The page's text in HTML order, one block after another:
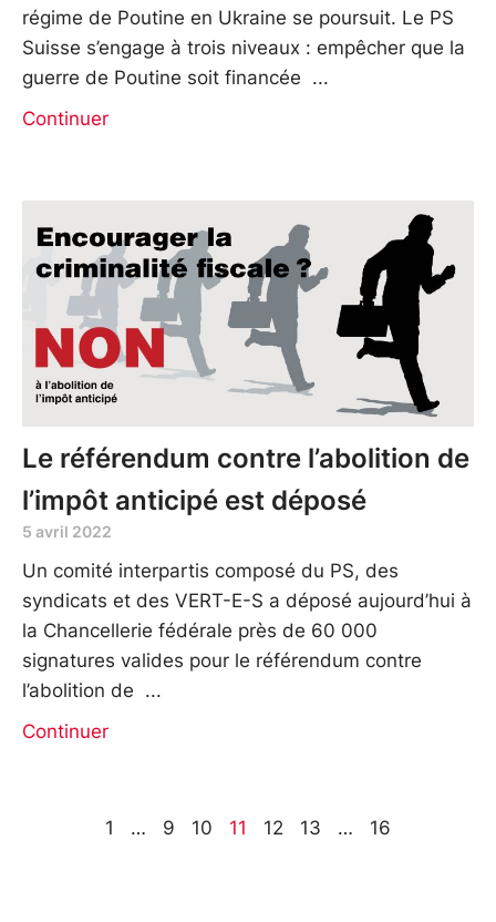
régime de Poutine en Ukraine se poursuit. Le PS
Suisse s’engage à trois niveaux : empêcher que la
guerre de Poutine soit financée
Continuer
Le référendum contre l’abolition de
l’impôt anticipé est déposé
5 avril 2022
Un comité interpartis composé du PS, des
syndicats et des VERT-E-S a déposé aujourd’hui à
la Chancellerie fédérale près de 60 000
signatures valides pour le référendum contre
l’abolition de
Continuer
1 … 9 10 11 12 13 … 16